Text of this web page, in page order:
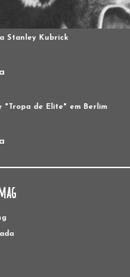
Stanley Kubrick
de Elite" em Berlim